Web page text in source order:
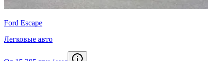
Ford Escape
Легковые авто